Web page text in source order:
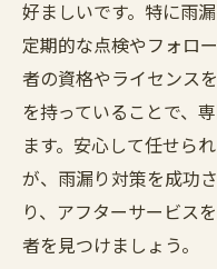
好ましいです。特に雨
定期的な点検やフォロ
者の資格やライセンス
を持っていることで、
ます。安心して任せら
が、雨漏り対策を成功
り、アフターサービス
者を見つけましょう。